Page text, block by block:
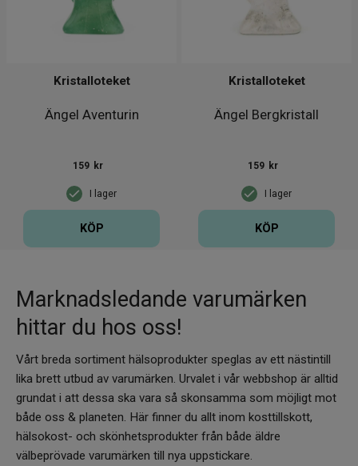
Ängel Aventurin
Kristalloteket
I lager
159 kr
KÖP
Ängel Bergkristall
Kristalloteket
I lager
159 kr
KÖP
Marknadsledande varumärken
hittar du hos oss!
Vårt breda sortiment hälsoprodukter speglas av ett nästintill
lika brett utbud av varumärken. Urvalet i vår webbshop är alltid
grundat i att dessa ska vara så skonsamma som möjligt mot
både oss & planeten. Här finner du allt inom kosttillskott,
hälsokost- och skönhetsprodukter från både äldre
välbeprövade varumärken till nya uppstickare.